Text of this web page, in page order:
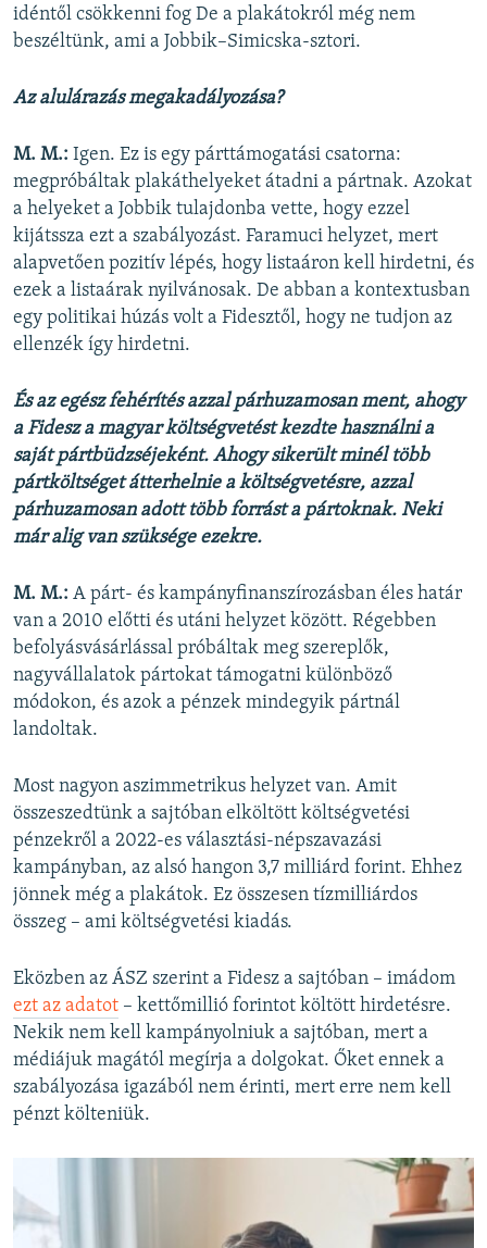
idéntől csökkenni fog De a plakátokról még nem
beszéltünk, ami a Jobbik–Simicska-sztori.
Az alulárazás megakadályozása?
M. M.: Igen. Ez is egy párttámogatási csatorna:
megpróbáltak plakáthelyeket átadni a pártnak. Azokat
a helyeket a Jobbik tulajdonba vette, hogy ezzel
kijátssza ezt a szabályozást. Faramuci helyzet, mert
alapvetően pozitív lépés, hogy listaáron kell hirdetni, és
ezek a listaárak nyilvánosak. De abban a kontextusban
egy politikai húzás volt a Fidesztől, hogy ne tudjon az
ellenzék így hirdetni.
És az egész fehérítés azzal párhuzamosan ment, ahogy
a Fidesz a magyar költségvetést kezdte használni a
saját pártbüdzséjeként. Ahogy sikerült minél több
pártköltséget átterhelnie a költségvetésre, azzal
párhuzamosan adott több forrást a pártoknak. Neki
már alig van szüksége ezekre.
M. M.: A párt- és kampányfinanszírozásban éles határ
van a 2010 előtti és utáni helyzet között. Régebben
befolyásvásárlással próbáltak meg szereplők,
nagyvállalatok pártokat támogatni különböző
módokon, és azok a pénzek mindegyik pártnál
landoltak.
Most nagyon aszimmetrikus helyzet van. Amit
összeszedtünk a sajtóban elköltött költségvetési
pénzekről a 2022-es választási-népszavazási
kampányban, az alsó hangon 3,7 milliárd forint. Ehhez
jönnek még a plakátok. Ez összesen tízmilliárdos
összeg – ami költségvetési kiadás.
Eközben az ÁSZ szerint a Fidesz a sajtóban – imádom
ezt az adatot – kettőmillió forintot költött hirdetésre.
Nekik nem kell kampányolniuk a sajtóban, mert a
médiájuk magától megírja a dolgokat. Őket ennek a
szabályozása igazából nem érinti, mert erre nem kell
pénzt költeniük.